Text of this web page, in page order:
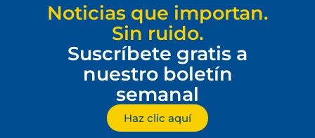
Noticias que importan.
Sin ruido.
Suscríbete gratis a
nuestro boletín
semanal
Haz clic aquí